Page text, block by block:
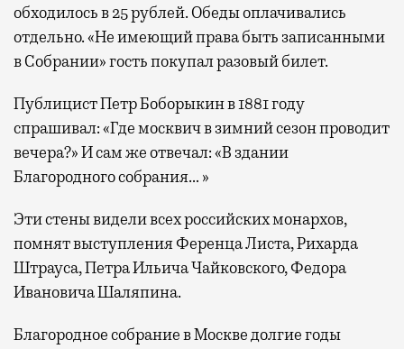
обходилось в 25 рублей. Обеды оплачивались
отдельно. «Не имеющий права быть записанными
в Собрании» гость покупал разовый билет.
Публицист Петр Боборыкин в 1881 году
спрашивал: «Где москвич в зимний сезон проводит
вечера?» И сам же отвечал: «В здании
Благородного собрания… »
Эти стены видели всех российских монархов,
помнят выступления Ференца Листа, Рихарда
Штрауса, Петра Ильича Чайковского, Федора
Ивановича Шаляпина.
Благородное собрание в Москве долгие годы